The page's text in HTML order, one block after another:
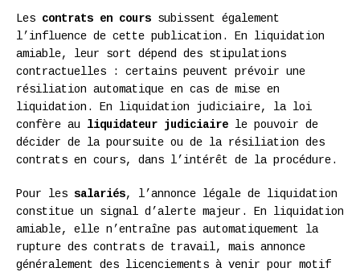
Les contrats en cours subissent également
l’influence de cette publication. En liquidation
amiable, leur sort dépend des stipulations
contractuelles : certains peuvent prévoir une
résiliation automatique en cas de mise en
liquidation. En liquidation judiciaire, la loi
confère au liquidateur judiciaire le pouvoir de
décider de la poursuite ou de la résiliation des
contrats en cours, dans l’intérêt de la procédure.
Pour les salariés, l’annonce légale de liquidation
constitue un signal d’alerte majeur. En liquidation
amiable, elle n’entraîne pas automatiquement la
rupture des contrats de travail, mais annonce
généralement des licenciements à venir pour motif